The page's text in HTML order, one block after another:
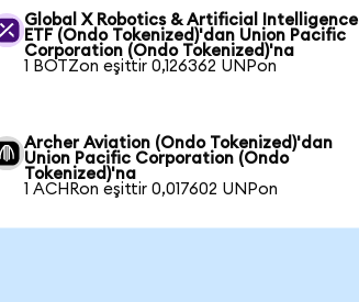
Global X Robotics & Artificial Intelligence
ETF (Ondo Tokenized)'dan Union Pacific
Corporation (Ondo Tokenized)'na
1 BOTZon eşittir 0,126362 UNPon
Archer Aviation (Ondo Tokenized)'dan
Union Pacific Corporation (Ondo
Tokenized)'na
1 ACHRon eşittir 0,017602 UNPon